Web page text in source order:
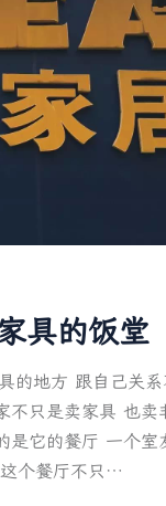
具的饭堂
的地方 跟自己关
不只是卖家具 也卖
是它的餐厅 一个室
个餐厅不只…